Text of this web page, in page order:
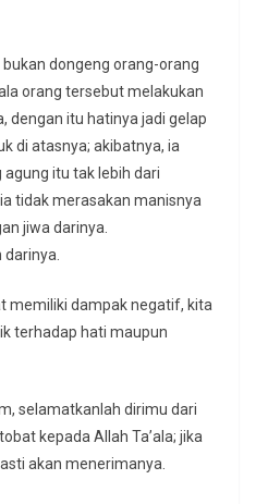
bukan dongeng orang-orang
orang tersebut melakukan
dengan itu hatinya jadi gelap
di atasnya; akibatnya, ia
agung itu tak lebih dari
tidak merasakan manisnya
jiwa darinya.
memiliki dampak negatif, kita
terhadap hati maupun
selamatkanlah dirimu dari
kepada Allah Ta’ala; jika
akan menerimanya.